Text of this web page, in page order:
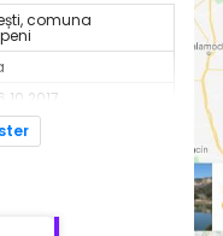
comuna